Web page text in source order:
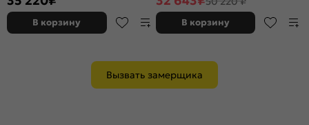
задвижкой
В корзину
зеркалом, 2 замка, с ночной
задвижкой
В корзину
Вызвать замерщика